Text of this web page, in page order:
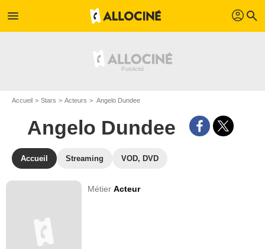
menu profil search
Accueil Stars Acteurs Angelo Dundee
Angelo Dundee
Accueil Streaming VOD, DVD
MétierActeur